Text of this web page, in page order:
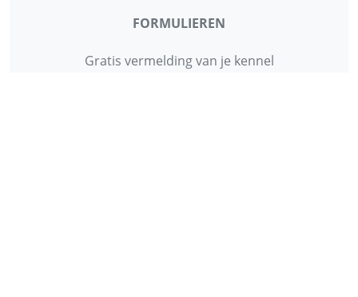
FORMULIEREN
Gratis vermelding van je kennel